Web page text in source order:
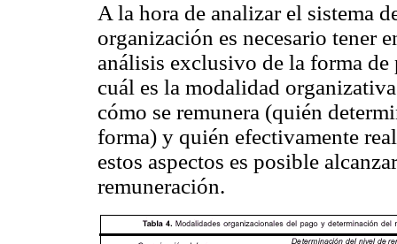
A la hora de analizar el sistema
organización es necesario tener
análisis exclusivo de la forma de
cuál es la modalidad
cómo se remunera (quién
forma) y quién efectivamente
estos aspectos es posible
remuneración.